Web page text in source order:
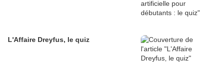
L'Affaire Dreyfus, le quiz